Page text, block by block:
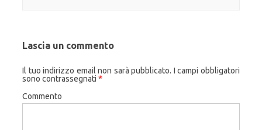
Lascia un commento
Il tuo indirizzo email non sarà pubblicato. I campi obbligatori
sono contrassegnati *
Commento